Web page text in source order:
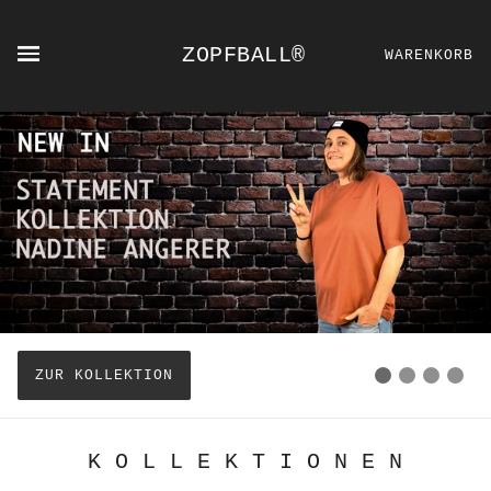
ZOPFBALL® WARENKORB
ZUR KOLLEKTION
K O L L E K T I O N E N